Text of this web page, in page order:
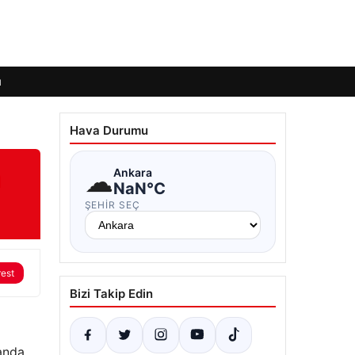
Hava Durumu
☁Ankara
NaN°C
ŞEHIR SEÇ
Bizi Takip Edin